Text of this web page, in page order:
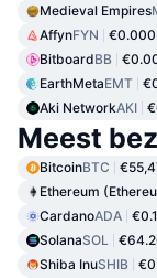
Medieval Empires
AffynFYN
BitboardBB
EarthMetaEMT
Aki NetworkAKI
Meest
BitcoinBTC
Ethereum
CardanoADA
SolanaSOL
Shiba InuSHIB